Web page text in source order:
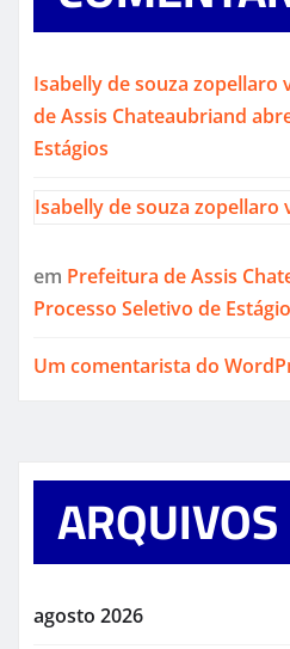
Isabelly de souza zopellaro
de Assis Chateaubriand
Estágios
Isabelly de souza zopellaro
em Prefeitura de Assis
Processo Seletivo de
Um comentarista do
ARQUIVOS
agosto 2026